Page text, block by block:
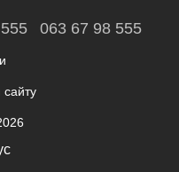
063 67 98 555
сайту